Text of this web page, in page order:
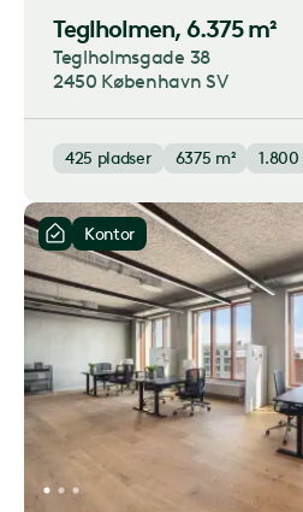
Teglholmen, 6.375 m²
Teglholmsgade 38
2450 København SV
425 pladser 6375 m² 1.800
Kontor